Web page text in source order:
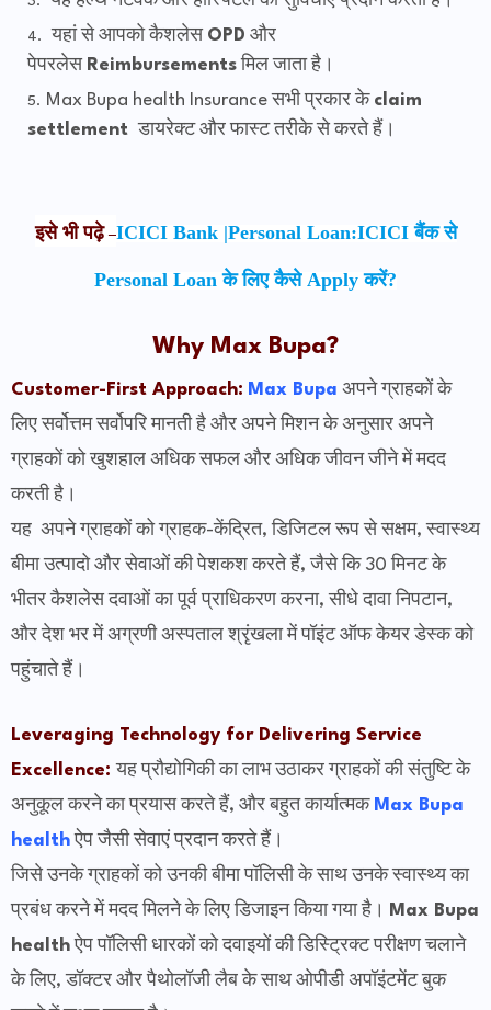
यहां से आपको कैशलेस OPD और
पेपरलेस Reimbursementsमिल जाता है।
Max Bupa health Insurance सभी प्रकार के claim
settlement डायरेक्ट और फास्ट तरीके से करते हैं।
इसे भी पढ़े–ICICI Bank |Personal Loan:ICICI बैंक से
Personal Loan के लिए कैसे Apply करें?
Why Max Bupa?
Customer-First Approach: Max Bupa अपने ग्राहकों के
लिए सर्वोत्तम सर्वोपरि मानती है और अपने मिशन के अनुसार अपने
ग्राहकों को खुशहाल अधिक सफल और अधिक जीवन जीने में मदद
करती है।
यह अपने ग्राहकों को ग्राहक-केंद्रित, डिजिटल रूप से सक्षम, स्वास्थ्य
बीमा उत्पादो और सेवाओं की पेशकश करते हैं, जैसे कि 30 मिनट के
भीतर कैशलेस दवाओं का पूर्व प्राधिकरण करना, सीधे दावा निपटान,
और देश भर में अग्रणी अस्पताल श्रृंखला में पॉइंट ऑफ केयर डेस्क को
पहुंचाते हैं।
Leveraging Technology for Delivering Service
Excellence: यह प्रौद्योगिकी का लाभ उठाकर ग्राहकों की संतुष्टि के
अनुकूल करने का प्रयास करते हैं, और बहुत कार्यात्मक Max Bupa
healthऐप जैसी सेवाएं प्रदान करते हैं।
जिसे उनके ग्राहकों को उनकी बीमा पॉलिसी के साथ उनके स्वास्थ्य का
प्रबंध करने में मदद मिलने के लिए डिजाइन किया गया है।
Max Bupa
healthऐप पॉलिसी धारकों को दवाइयों की डिस्ट्रिक्ट परीक्षण चलाने
के लिए, डॉक्टर और पैथोलॉजी लैब के साथ ओपीडी अपॉइंटमेंट बुक